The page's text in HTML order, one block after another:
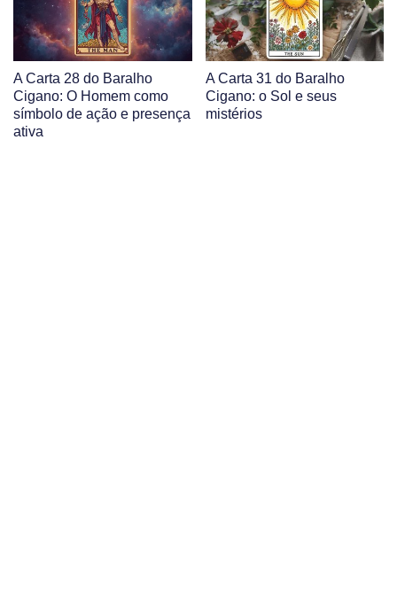
A Carta 28 do Baralho
Cigano: O Homem como
símbolo de ação e presença
ativa
A Carta 31 do Baralho
Cigano: o Sol e seus
mistérios